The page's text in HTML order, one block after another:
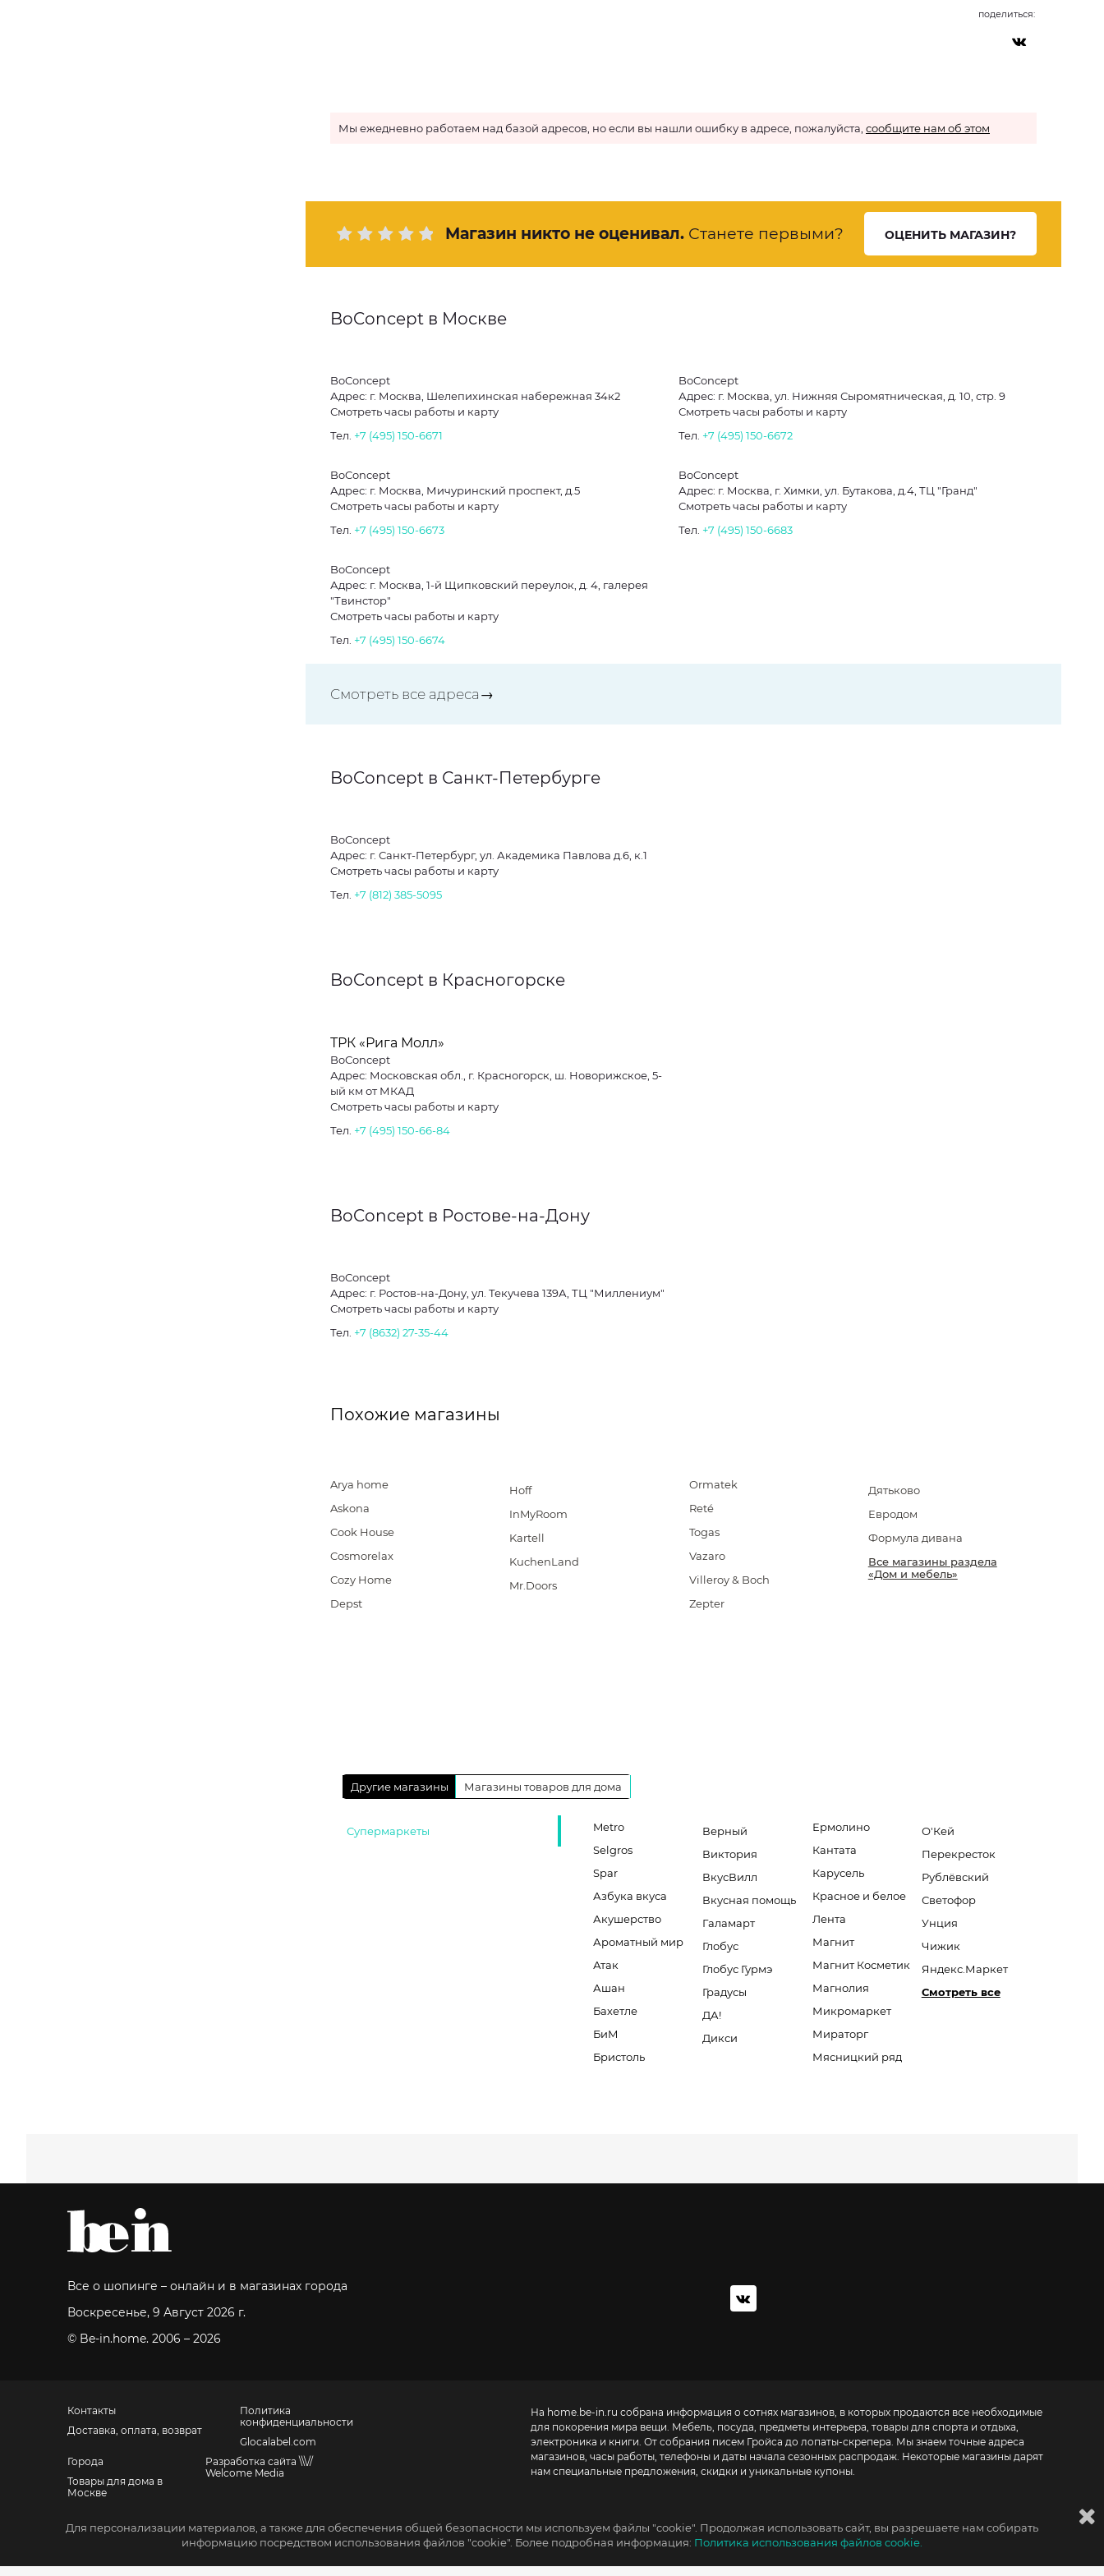
Для персонализации материалов, а также для обеспечения общей безопасности мы используем файлы "cookie". Продолжая использовать сайт, вы разрешаете нам собирать
информацию посредством использования файлов "cookie". Более подробная информация: Политика использования файлов cookie.
поделиться:
Мы ежедневно работаем над базой адресов, но если вы нашли ошибку в адресе, пожалуйста, сообщите нам об этом
Магазин никто не оценивал. Станете первыми? ОЦЕНИТЬ МАГАЗИН?
BoConcept в Москве
BoConcept
Адрес: г. Москва, Шелепихинская набережная 34к2
Смотреть часы работы и карту
Тел. +7 (495) 150-6671
BoConcept
Адрес: г. Москва, ул. Нижняя Сыромятническая, д. 10, стр. 9
Смотреть часы работы и карту
Тел. +7 (495) 150-6672
BoConcept
Адрес: г. Москва, Мичуринский проспект, д.5
Смотреть часы работы и карту
Тел. +7 (495) 150-6673
BoConcept
Адрес: г. Москва, г. Химки, ул. Бутакова, д.4, ТЦ "Гранд"
Смотреть часы работы и карту
Тел. +7 (495) 150-6683
BoConcept
Адрес: г. Москва, 1-й Щипковский переулок, д. 4, галерея
"Твинстор"
Смотреть часы работы и карту
Тел. +7 (495) 150-6674
Смотреть все адреса→
BoConcept в Санкт-Петербурге
BoConcept
Адрес: г. Санкт-Петербург, ул. Академика Павлова д.6, к.1
Смотреть часы работы и карту
Тел. +7 (812) 385-5095
BoConcept в Красногорске
ТРК «Рига Молл»
BoConcept
Адрес: Московская обл., г. Красногорск, ш. Новорижское, 5-
ый км от МКАД
Смотреть часы работы и карту
Тел. +7 (495) 150-66-84
BoConcept в Ростове-на-Дону
BoConcept
Адрес: г. Ростов-на-Дону, ул. Текучева 139А, ТЦ "Миллениум"
Смотреть часы работы и карту
Тел. +7 (8632) 27-35-44
Похожие магазины
Arya home
Askona
Cook House
Cosmorelax
Cozy Home
Depst
Hoff
InMyRoom
Kartell
KuchenLand
Mr.Doors
Ormatek
Reté
Togas
Vazaro
Villeroy & Boch
Zepter
Дятьково
Евродом
Формула дивана
Все магазины раздела
«Дом и мебель»
Другие магазины Магазины товаров для дома
Супермаркеты
Metro
Selgros
Spar
Азбука вкуса
Акушерство
Ароматный мир
Атак
Ашан
Бахетле
БиМ
Бристоль
Верный
Виктория
ВкусВилл
Вкусная помощь
Галамарт
Глобус
Глобус Гурмэ
Градусы
ДА!
Дикси
Ермолино
Кантата
Карусель
Красное и белое
Лента
Магнит
Магнит Косметик
Магнолия
Микромаркет
Мираторг
Мясницкий ряд
О'Кей
Перекресток
Рублёвский
Светофор
Унция
Чижик
Яндекс.Маркет
Смотреть все
Все о шопинге – онлайн и в магазинах города
Воскресенье, 9 Август 2026 г.
© Be-in.home. 2006 – 2026
Контакты
Доставка, оплата, возврат
Политика
конфиденциальности
Glocalabel.com
Города
Товары для дома в
Москве
Разработка сайта \\\//
Welcome Media
Санкт-Петербург, Невский пр., 139
Москва, Большой Ордынский пер., 4, стр. 2
На home.be-in.ru собрана информация о сотнях магазинов, в которых продаются все необходимые
для покорения мира вещи. Мебель, посуда, предметы интерьера, товары для спорта и отдыха,
электроника и книги. От собрания писем Гройса до лопаты-скрепера. Мы знаем точные адреса
магазинов, часы работы, телефоны и даты начала сезонных распродаж. Некоторые магазины дарят
нам специальные предложения, скидки и уникальные купоны.